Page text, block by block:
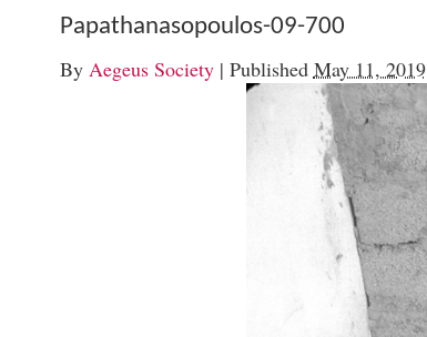
Papathanasopoulos-09-700
By Aegeus Society | Published May 11, 2019